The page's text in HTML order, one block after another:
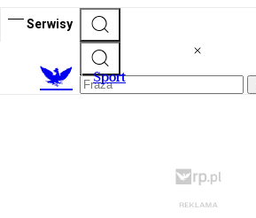
Serwisy
Sport